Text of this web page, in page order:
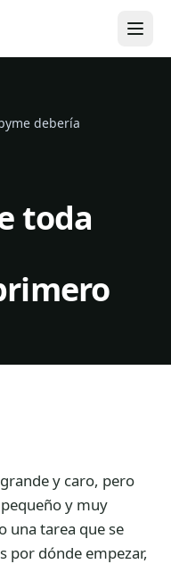
debería
toda
y caro, pero
y muy
una tarea que se
por dónde empezar,